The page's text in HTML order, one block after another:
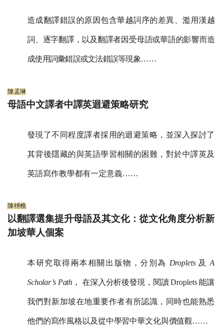
造成翻譯錯誤的原因包含華越詞序的差異、濫用漢越
詞、逐字翻譯，以及翻譯者因受母語或華語的影響而造
成使用詞彙錯誤或文法錯誤等現象……
陳孟琳
母語中文譯者中譯英迴避策略研究
發現了不同程度譯者採用的迴避策略，並深入探討了
其背後隱藏的與英語學習相關的困難，對於中譯英及
英語寫作教學都有一定意義……
陳枻樵
以翻譯選集提升母語及其文化：從文化角度分析新
加坡華人個案
本研究取得兩本相關出版物，分別為 Droplets 及 A
Scholar’s Path ， 在深入分析後發現，閱讀 Droplets 能讓
我們對新加坡在地重要作者有所認識，同時也能熟悉
他們的寫作風格以及從中學習中華文化與價值觀……